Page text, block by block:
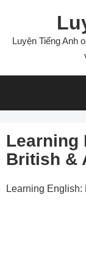
content
Luyện Tiếng Anh
Learning
British &
Learning